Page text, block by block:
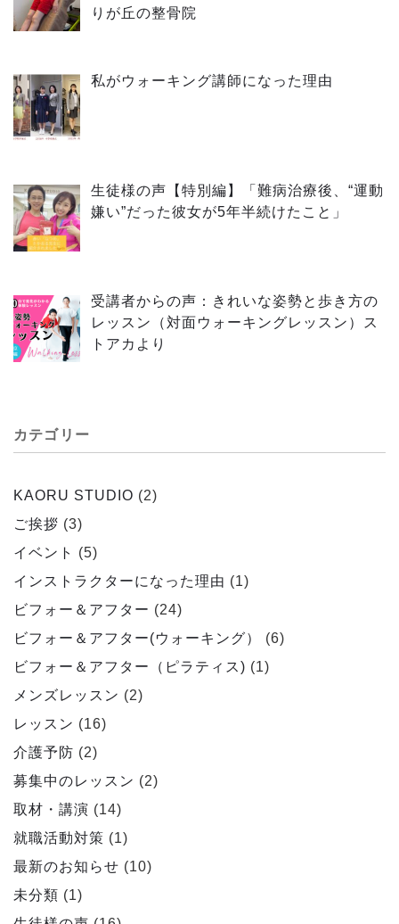
りが丘の整骨院
私がウォーキング講師になった理由
生徒様の声【特別編】「難病治療後、“運動
嫌い”だった彼女が5年半続けたこと」
受講者からの声：きれいな姿勢と歩き方の
レッスン（対面ウォーキングレッスン）ス
トアカより
カテゴリー
KAORU STUDIO (2)
ご挨拶 (3)
イベント
(5)
インストラクターになった理由 (1)
ビフォー＆アフター (24)
ビフォー＆アフター(ウォーキング）
(6)
ビフォー＆アフター（ピラティス) (1)
メンズレッスン (2)
レッスン (16)
介護予防 (2)
募集中のレッスン (2)
取材・講演 (14)
就職活動対策 (1)
最新のお知らせ (10)
未分類 (1)